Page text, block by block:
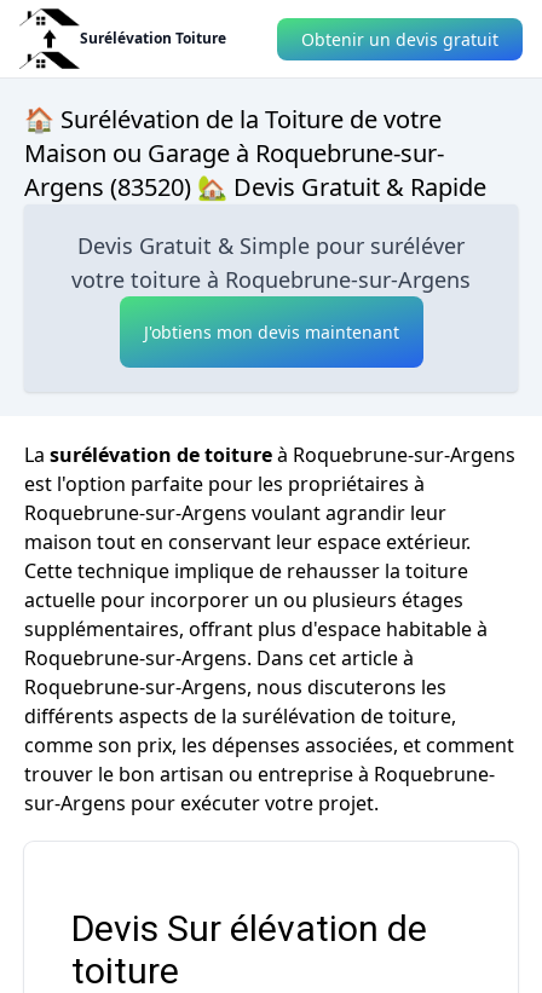
Surélévation Toiture Obtenir un devis gratuit
🏠 Surélévation de la Toiture de votre
Maison ou Garage à Roquebrune-sur-
Argens (83520) 🏡 Devis Gratuit & Rapide
Devis Gratuit & Simple pour suréléver
votre toiture à Roquebrune-sur-Argens
J'obtiens mon devis maintenant
La surélévation de toitureà Roquebrune-sur-Argens
est l'option parfaite pour les propriétaires à
Roquebrune-sur-Argens voulant agrandir leur
maison tout en conservant leur espace extérieur.
Cette technique implique de rehausser la toiture
actuelle pour incorporer un ou plusieurs étages
supplémentaires, offrant plus d'espace habitable à
Roquebrune-sur-Argens. Dans cet article à
Roquebrune-sur-Argens, nous discuterons les
différents aspects de la surélévation de toiture,
comme son prix, les dépenses associées, et comment
trouver le bon artisan ou entreprise à Roquebrune-
sur-Argens pour exécuter votre projet.
Devis Sur élévation de
toiture